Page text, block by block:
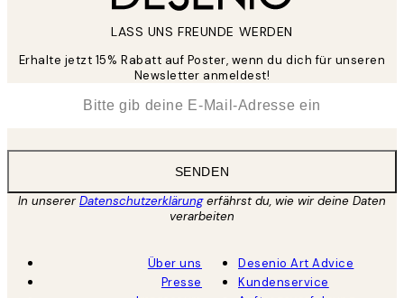
LASS UNS FREUNDE WERDEN
Erhalte jetzt 15% Rabatt auf Poster, wenn du dich für unseren
Newsletter anmeldest!
SENDEN
In unsererDatenschutzerklärungerfährst du, wie wir deine Daten
verarbeiten
Über uns
Presse
Desenio Art Advice
Kundenservice